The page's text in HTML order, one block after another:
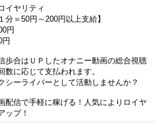
イヤリティ
分＝50円～200円以上支給】
円
円
歩合はＵＰしたオナニー動画の総合視聴
数に応じて支払われます。
シーライバーとして活動しませんか？
配信で手軽に稼げる！人気によりロイヤ
ップ！